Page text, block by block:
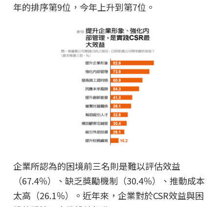
年的排序第9位，今年上升到第7位。
企業所認為的困境前三名則是難以評估效益
（67.4％）、缺乏獎勵機制（30.4％）、推動成本
太高（26.1％）。近年來，企業對於CSR效益與困